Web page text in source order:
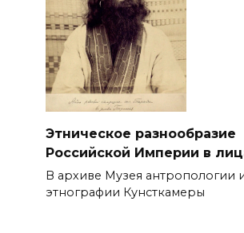
Этническое разнообразие
Российской Империи в
В архиве Музея антропологии
этнографии Кунсткамеры